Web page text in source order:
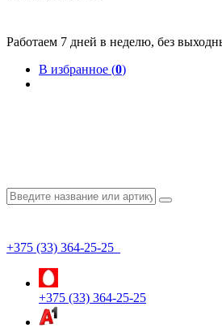
Работаем 7 дней в неделю, без
В избранное (0)
+375 (33) 364-25-25
+375 (33) 364-25-25